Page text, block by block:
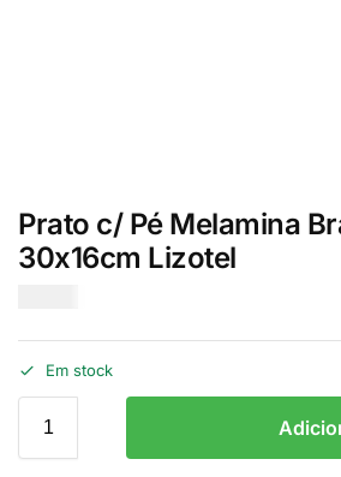
Prato c/ Pé Melamina
30x16cm Lizotel
Em stock